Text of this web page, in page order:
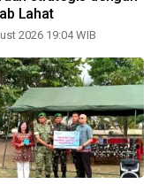
Lahat
2026 19:04 WIB